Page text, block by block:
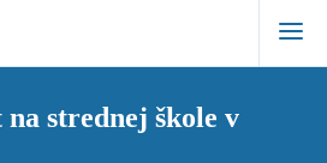
strednej škole v